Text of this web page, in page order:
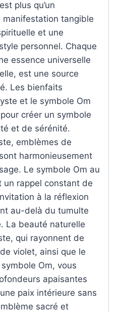
plus qu’un
manifestation tangible
et une
personnel. Chaque
essence universelle
est une source
Les bienfaits
et le symbole Om
créer un symbole
et de sérénité.
emblèmes de
harmonieusement
Le symbole Om au
rappel constant de
à la réflexion
au-delà du tumulte
La beauté naturelle
qui rayonnent de
violet, ainsi que le
Om, vous
apaisantes
paix intérieure sans
sacré et